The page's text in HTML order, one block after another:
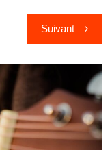
Suivant